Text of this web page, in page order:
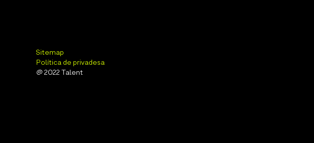
Sitemap
Política de privadesa
@ 2022 Talent